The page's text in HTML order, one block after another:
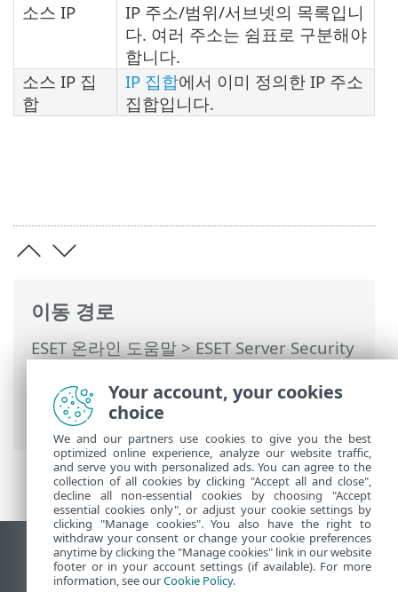
이동 경로
ESET 온라인 도움말>ESET Server Security
네트워크 공격 보호>무차별 공격 보호> 무
차별 공격 보호 규칙
소스 IP
IP 주소/범위/서브넷의 목록입니
다. 여러 주소는 쉼표로 구분해야
합니다.
소스 IP 집
합
IP 집합에서 이미 정의한 IP 주소
집합입니다.
데스크톱 사이트 보기
End of Life
Your account, your cookies
choice
We and our partners use cookies to give you the best
optimized online experience, analyze our website traffic,
and serve you with personalized ads. You can agree to the
collection of all cookies by clicking "Accept all and close",
decline all non-essential cookies by choosing "Accept
essential cookies only", or adjust your cookie settings by
clicking "Manage cookies". You also have the right to
withdraw your consent or change your cookie preferences
anytime by clicking the "Manage cookies" link in our website
footer or in your account settings (if available). For more
information, see ourCookie Policy.